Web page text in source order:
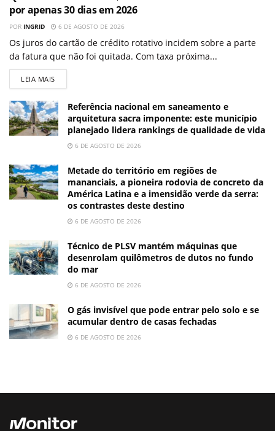
por apenas 30 dias em 2026
POR INGRID 6 DE AGOSTO DE 2026
Os juros do cartão de crédito rotativo incidem sobre a parte
da fatura que não foi quitada. Com taxa próxima...
LEIA MAIS
Referência nacional em saneamento e
arquitetura sacra imponente: este município
planejado lidera rankings de qualidade de vida
6 DE AGOSTO DE 2026
Metade do território em regiões de
mananciais, a pioneira rodovia de concreto da
América Latina e a imensidão verde da serra:
os contrastes deste destino
6 DE AGOSTO DE 2026
Técnico de PLSV mantém máquinas que
desenrolam quilômetros de dutos no fundo
do mar
6 DE AGOSTO DE 2026
O gás invisível que pode entrar pelo solo e se
acumular dentro de casas fechadas
6 DE AGOSTO DE 2026